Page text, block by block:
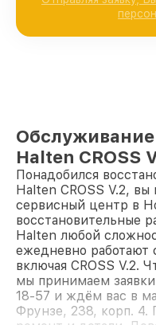
Halten CROSS
Понадобился
Halten CROSS V.2,
сервисный центр в
восстановительные
Halten любой
ежедневно работают
включая CROSS V.2.
мы принимаем
18-57 и ждём вас в
Фрунзе, 238, корп. 4.